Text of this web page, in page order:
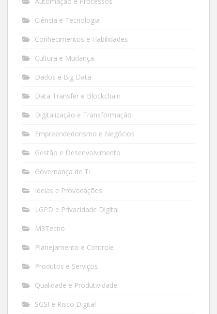
Ciência e Tecnologia
Conhecimentos e Habilidades
Cultura e Mudança
Dados e Big Data
Data Transfer e Blockchain
Digitalização e Transformação
Empreendedorismo e Negócios
Gestão e Desenvolvimento
Governança de TI
Ideias e Provocações
LGPD e Privacidade Digital
M3Tecno
Planejamento e Controle
Produtos e Serviços
Qualidade e Produtividade
SGSI e Risco Digital